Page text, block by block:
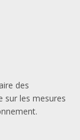
des
sur les mesures